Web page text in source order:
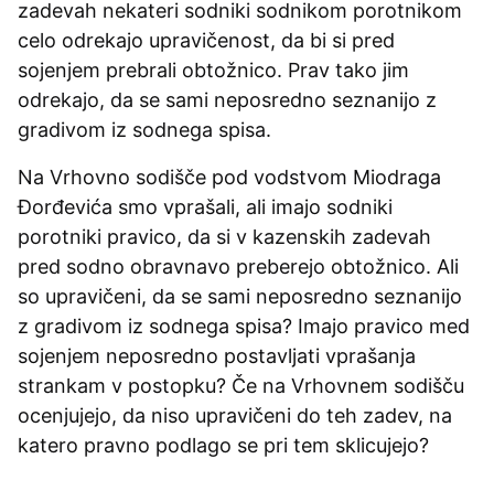
zadevah nekateri sodniki sodnikom porotnikom
celo odrekajo upravičenost, da bi si pred
sojenjem prebrali obtožnico. Prav tako jim
odrekajo, da se sami neposredno seznanijo z
gradivom iz sodnega spisa.
Na Vrhovno sodišče pod vodstvom Miodraga
Đorđevića smo vprašali, ali imajo sodniki
porotniki pravico, da si v kazenskih zadevah
pred sodno obravnavo preberejo obtožnico. Ali
so upravičeni, da se sami neposredno seznanijo
z gradivom iz sodnega spisa? Imajo pravico med
sojenjem neposredno postavljati vprašanja
strankam v postopku? Če na Vrhovnem sodišču
ocenjujejo, da niso upravičeni do teh zadev, na
katero pravno podlago se pri tem sklicujejo?